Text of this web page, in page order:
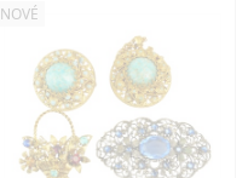
NOVÉ